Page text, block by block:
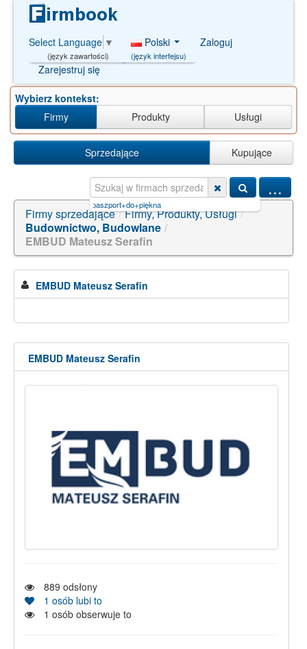
Select Language ▼
(język zawartości)
Polski
(język interfejsu)
Zaloguj
Zarejestruj się
Wybierz kontekst:
Firmy
Produkty Usługi
Sprzedające Kupujące
...
iljadore+paszport+do+piękna
Firmy sprzedające / Firmy, Produkty, Usługi /
Budownictwo, Budowlane /
EMBUD Mateusz Serafin
EMBUD Mateusz Serafin
EMBUD Mateusz Serafin
889 odsłony
1 osób lubi to
1 osób obserwuje to